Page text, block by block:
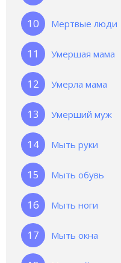
Мертвые люди
Умершая мама
Умерла мама
Умерший муж
Мыть руки
Мыть обувь
Мыть ноги
Мыть окна